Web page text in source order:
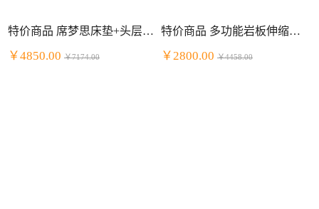
特价商品 席梦思床垫+头层牛皮床套装 明星组合
￥4850.00 ￥7174.00
特价商品 多功能岩板伸缩餐桌餐厅套装 一桌四椅
￥2800.00 ￥4458.00